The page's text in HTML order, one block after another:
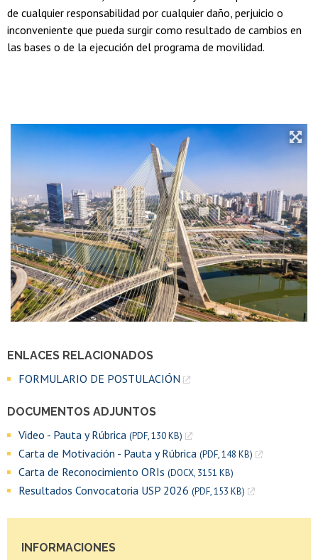
ENLACES RELACIONADOS
FORMULARIO DE POSTULACIÓN
DOCUMENTOS ADJUNTOS
Video - Pauta y Rúbrica (PDF, 130 KB)
Carta de Motivación - Pauta y Rúbrica (PDF, 148 KB)
Carta de Reconocimiento ORIs (DOCX, 3151 KB)
Resultados Convocatoria USP 2026 (PDF, 153 KB)
INFORMACIONES
de cualquier responsabilidad por cualquier daño, perjuicio o
inconveniente que pueda surgir como resultado de cambios en
las bases o de la ejecución del programa de movilidad.